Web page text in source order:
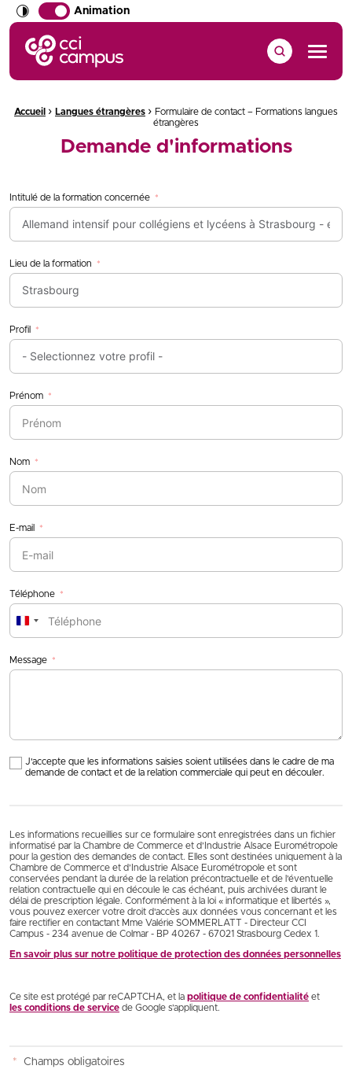
Animation
CCI Campus La formation qui vous ressemble
Menu
Fil d'Ariane :
Accueil › Langues étrangères › Formulaire de contact – Formations langues
étrangères
Demande d'informations
Intitulé de la formation concernée
Lieu de la formation
Profil
Prénom
Nom
E-mail
Téléphone
France
Message
J'accepte que les informations saisies soient utilisées dans le cadre de ma
demande de contact et de la relation commerciale qui peut en découler.
Les informations recueillies sur ce formulaire sont enregistrées dans un fichier
informatisé par la Chambre de Commerce et d’Industrie Alsace Eurométropole
pour la gestion des demandes de contact. Elles sont destinées uniquement à la
Chambre de Commerce et d’Industrie Alsace Eurométropole et sont
conservées pendant la durée de la relation précontractuelle et de l’éventuelle
relation contractuelle qui en découle le cas échéant, puis archivées durant le
délai de prescription légale. Conformément à la loi « informatique et libertés »,
vous pouvez exercer votre droit d'accès aux données vous concernant et les
faire rectifier en contactant Mme Valérie SOMMERLATT - Directeur CCI
Campus - 234 avenue de Colmar - BP 40267 - 67021 Strasbourg Cedex 1.
En savoir plus sur notre politique de protection des données personnelles
Ce site est protégé par reCAPTCHA, et la politique de confidentialité et
les conditions de service de Google s’appliquent.
* Champs obligatoires